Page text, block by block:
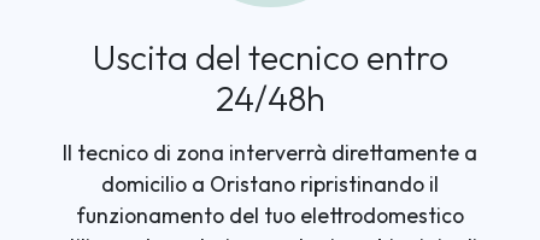
Uscita del tecnico entro
24/48h
Il tecnico di zona interverrà direttamente a
domicilio a Oristano ripristinando il
funzionamento del tuo elettrodomestico